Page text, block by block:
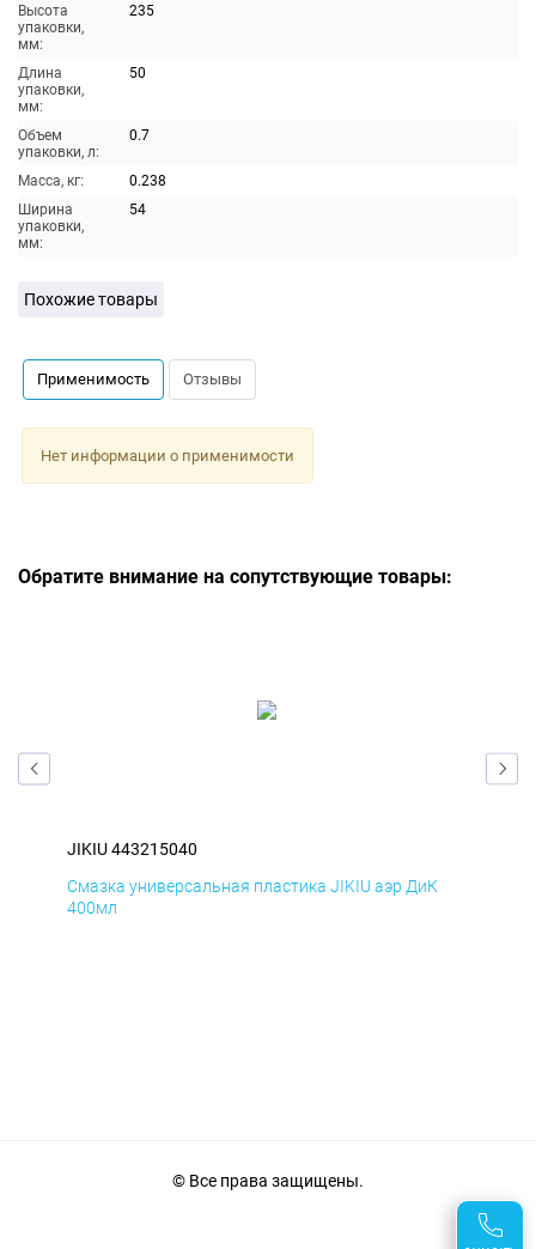
Высота
упаковки,
мм:
235
Длина
упаковки,
мм:
50
Объем
упаковки, л:
0.7
Масса, кг:
0.238
Ширина
упаковки,
мм:
54
Похожие товары
Применимость Отзывы
Нет информации о применимости
Обратите внимание на сопутствующие товары:
JIKIU 443215040
Смазка универсальная пластика JIKIU аэр ДиК
400мл
© Все права защищены.